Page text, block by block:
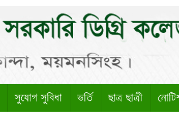
সুযোগ সুবিধা ভর্তি ছাত্র ছাত্রী